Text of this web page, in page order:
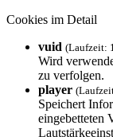
Cookies im Detail
vuid (Laufzeit:
Wird
zu verfolgen.
player
Speichert
eingebetteten